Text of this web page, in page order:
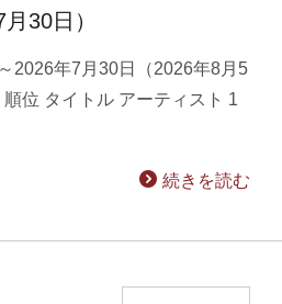
30日）
2026年7月30日（2026年8月5
位 タイトル アーティスト 1
続きを読む